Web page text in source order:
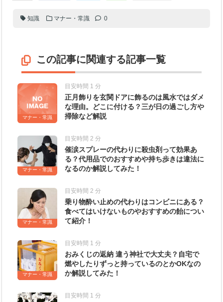
知識 マナー・常識 0
この記事に関連する記事一覧
マナー・常識
目安時間 1 分
正月飾りを玄関ドアに飾るのは風水ではダメ
な理由。どこに付ける？三が日の過ごし方や
掃除など解説
マナー・常識
目安時間 2 分
催涙スプレーの代わりに殺虫剤って効果あ
る？代用品でのおすすめや持ち歩きは違法に
なるのか解説してみた！
マナー・常識
目安時間 2 分
乗り物酔い止めの代わりはコンビニにある？
食べてはいけないものやおすすめの飴につい
て紹介！
マナー・常識
目安時間 1 分
おみくじの返納 違う神社で大丈夫？自宅で
燃やしたりずっと持っているのとかOKなの
か解説してみた！
目安時間 1 分